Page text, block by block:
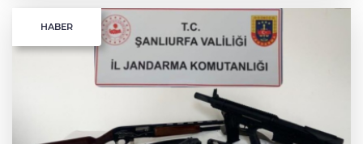
yapıldı. Ekiplerce, 8-9 ocak tarihlerinde Siverek, Halfeti
ve Birecik ilçelerinde yapılan denetimlerde 3 ruhsatsız
tabanca, 3 ruhsatsız av tüfeği, 64 fişek ve 7 şarjör ele
geçirildi. 7 şüpheli hakkında adli işlem başlatıldı.
HABER